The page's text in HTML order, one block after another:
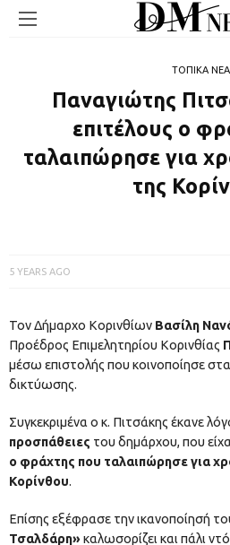
ΤΟΠΙΚΑ ΝΕΑ
Παναγιώτης
επιτέλους ο
ταλαιπώρησε για
της
5 YEARS AGO
Τον Δήμαρχο Κορινθίων Βασίλη
Προέδρος Επιμελητηρίου Κορινθίας
μέσω επιστολής που κοινοποίησε
δικτύωσης.
Συγκεκριμένα ο κ. Πιτσάκης έκανε
προσπάθειες του δημάρχου, που
ο φράχτης που ταλαιπώρησε για
Κορίνθου.
Επίσης εξέφρασε την ικανοποίησή
Τσαλδάρη»καλωσορίζει και πάλι